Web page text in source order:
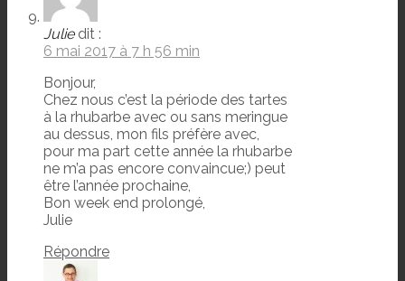
Julie dit :
6 mai 2017 à 7 h 56 min
Bonjour,
Chez nous c’est la période des tartes
à la rhubarbe avec ou sans meringue
au dessus, mon fils préfère avec,
pour ma part cette année la rhubarbe
ne m’a pas encore convaincue;) peut
être l’année prochaine,
Bon week end prolongé,
Julie
Répondre